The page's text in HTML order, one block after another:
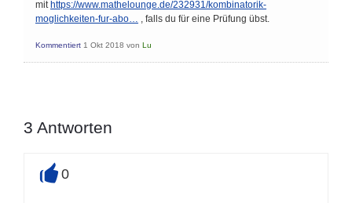
mit https://www.mathelounge.de/232931/kombinatorik-
moglichkeiten-fur-abo… , falls du für eine Prüfung übst.
Kommentiert 1 Okt 2018 von Lu
3 Antworten
0